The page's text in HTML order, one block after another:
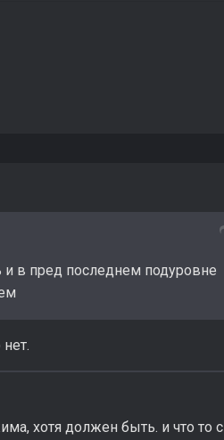
в пред последнем подуровне
хотя должен быть. и что то с